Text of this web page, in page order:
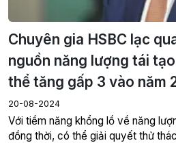
Chuyên gia HSBC lạc
nguồn năng lượng tái
thể tăng gấp 3 vào năm
20-08-2024
Với tiềm năng khổng lồ về năng
đồng thời, có thể giải quyết thử